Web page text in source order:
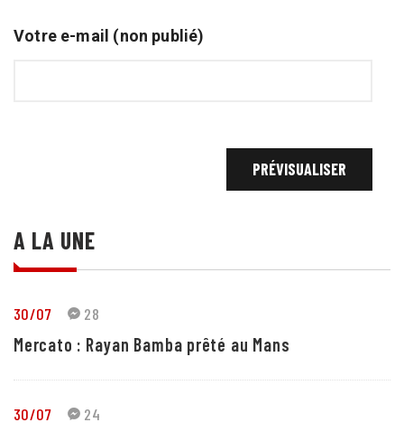
Votre e-mail (non publié)
A LA UNE
30/07 28
Mercato : Rayan Bamba prêté au Mans
30/07 24